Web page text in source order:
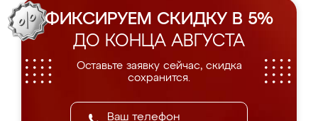
ФИКСИРУЕМ СКИДКУ В 5%
ДО КОНЦА АВГУСТА
Оставьте заявку сейчас, скидка
сохранится.